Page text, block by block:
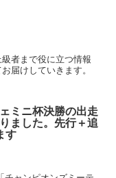
者まで役に立つ情報
届けしていきます。
ミニ杯決勝の出走
ました。先行＋追
す